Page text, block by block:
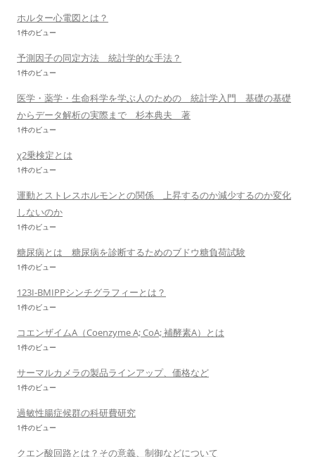
ホルター心電図とは？
1件のビュー
予測因子の同定方法 統計学的な手法？
1件のビュー
医学・薬学・生命科学を学ぶ人のための 統計学入門 基礎の基礎
からデータ解析の実際まで 杉本典夫 著
1件のビュー
χ2乗検定とは
1件のビュー
運動とストレスホルモンとの関係 上昇するのか減少するのか変化
しないのか
1件のビュー
糖尿病とは 糖尿病を診断するためのブドウ糖負荷試験
1件のビュー
123I-BMIPPシンチグラフィーとは？
1件のビュー
コエンザイムA（Coenzyme A; CoA; 補酵素A）とは
1件のビュー
サーマルカメラの製品ラインアップ、価格など
1件のビュー
過敏性腸症候群の科研費研究
1件のビュー
クエン酸回路とは？その意義、制御などについて